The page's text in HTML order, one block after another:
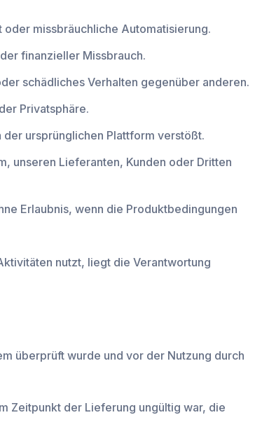
missbräuchliche Automatisierung.
finanzieller Missbrauch.
schädliches Verhalten gegenüber anderen.
Privatsphäre.
ursprünglichen Plattform verstößt.
unseren Lieferanten, Kunden oder Dritten
Erlaubnis, wenn die Produktbedingungen
nutzt, liegt die Verantwortung
überprüft wurde und vor der Nutzung durch
Zeitpunkt der Lieferung ungültig war, die